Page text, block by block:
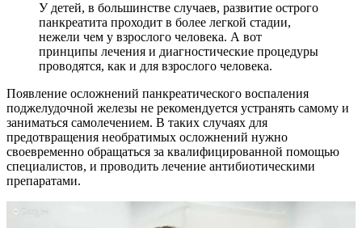
У детей, в большинстве случаев, развитие острого
панкреатита проходит в более легкой стадии,
нежели чем у взрослого человека. А вот
принципы лечения и диагностические процедуры
проводятся, как и для взрослого человека.
Появление осложнений панкреатического воспаления
поджелудочной железы не рекомендуется устранять самому и
заниматься самолечением. В таких случаях для
предотвращения необратимых осложнений нужно
своевременно обращаться за квалифицированной помощью
специалистов, и проводить лечение антибиотическими
препаратами.